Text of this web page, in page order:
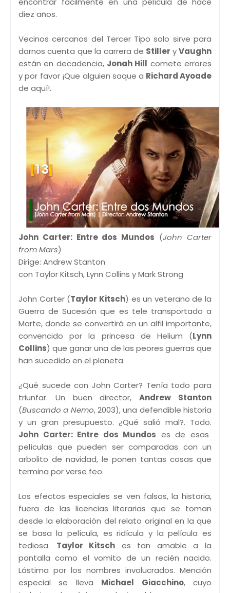
diez años.
Vecinos cercanos del Tercer Tipo solo sirve para
darnos cuenta que la carrera de Stiller yVaughn
están en decadencia, Jonah Hill comete errores
y por favor ¡Que alguien saque a Richard Ayoade
de aquí!.
John Carter: Entre dos Mundos (John Carter
from Mars)
Dirige: Andrew Stanton
con Taylor Kitsch, Lynn Collins y Mark Strong
John Carter (Taylor Kitsch) es un veterano de la
Guerra de Sucesión que es tele transportado a
Marte, donde se convertirá en un alfil importante,
convencido por la princesa de Helium (Lynn
Collins) que ganar una de las peores guerras que
han sucedido en el planeta.
¿Qué sucede con John Carter? Tenía todo para
triunfar. Un buen director,Andrew Stanton
(Buscando a Nemo, 2003), una defendible historia
y un gran presupuesto. ¿Qué salió mal?. Todo.
John Carter: Entre dos Mundos es de esas
películas que pueden ser comparadas con un
arbolito de navidad, le ponen tantas cosas que
termina por verse feo.
Los efectos especiales se ven falsos, la historia,
fuera de las licencias literarias que se toman
desde la elaboración del relato original en la que
se basa la película, es ridícula y la película es
tediosa. Taylor Kitsch es tan amable a la
pantalla como el vomito de un recién nacido.
Lástima por los nombres involucrados. Mención
especial se lleva Michael Giacchino, cuyo